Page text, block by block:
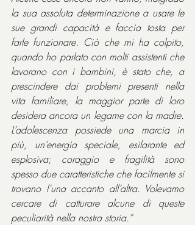
la sua assoluta determinazione a usare le
sue grandi capacità e faccia tosta per
farle funzionare. Ciò che mi ha colpito,
quando ho parlato con molti assistenti che
lavorano con i bambini, è stato che, a
prescindere dai problemi presenti nella
vita familiare, la maggior parte di loro
desidera ancora un legame con la madre.
L’adolescenza possiede una marcia in
più, un’energia speciale, esilarante ed
esplosiva; coraggio e fragilità sono
spesso due caratteristiche che facilmente si
trovano l’una accanto all’altra. Volevamo
cercare di catturare alcune di queste
peculiarità nella nostra storia.”